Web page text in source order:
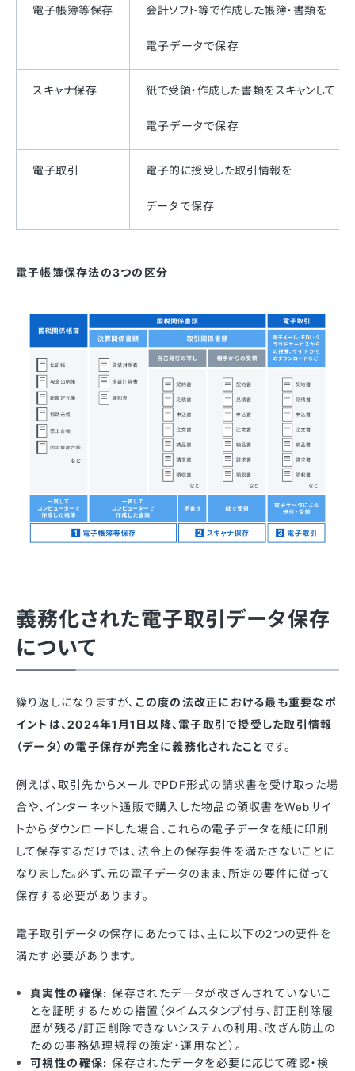
電子帳簿等保存 会計ソフト等で作成した帳簿・書類を
電子データで保存
スキャナ保存 紙で受領・作成した書類をスキャンして
電子データで保存
電子取引 電子的に授受した取引情報を
データで保存
電子帳簿保存法の3つの区分
義務化された電子取引データ保存
について
繰り返しになりますが、 この度の法改正における最も重要なポ
イントは、2024年1月1日以降、電子取引で授受した取引情報
（データ）の電子保存が完全に義務化されたことです。
例えば、取引先からメールでPDF形式の請求書を受け取った場
合や、インターネット通販で購入した物品の領収書をWebサイ
トからダウンロードした場合、これらの電子データを紙に印刷
して保存するだけでは、法令上の保存要件を満たさないことに
なりました。必ず、元の電子データのまま、所定の要件に従って
保存する必要があります。
電子取引データの保存にあたっては、主に以下の2つの要件を
満たす必要があります。
真実性の確保: 保存されたデータが改ざんされていないこ
とを証明するための措置（タイムスタンプ付与、訂正削除履
歴が残る/訂正削除できないシステムの利用、改ざん防止の
ための事務処理規程の策定・運用など）。
可視性の確保: 保存されたデータを必要に応じて確認・検